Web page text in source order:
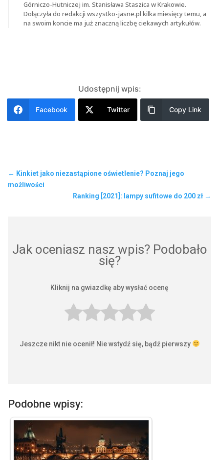
Górniczo-Hutniczej im. Stanisława Staszica w Krakowie.
Dołączyła do redakcji wszystko-jasne.pl kilka miesięcy temu, a
na swoim koncie ma już znaczną liczbę ciekawych artykułów.
Udostępnij wpis:
Facebook Twitter Copy Link
← Kinkiet jako niezastąpione oświetlenie? Poznaj jego
możliwości
Ranking [2021]: lampy sufitowe do 200 zł →
Jak oceniasz nasz wpis? Podobało
się?
Kliknij na gwiazdkę aby wysłać ocenę
Jeszcze nikt nie ocenił! Nie wstydź się, bądź pierwszy
Podobne wpisy: